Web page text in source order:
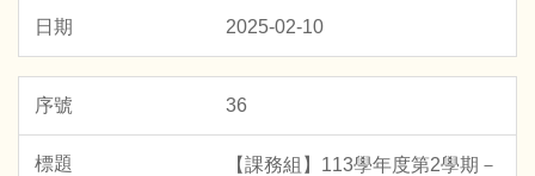
2025-02-10
36
【課務組】113學年度第2學期－